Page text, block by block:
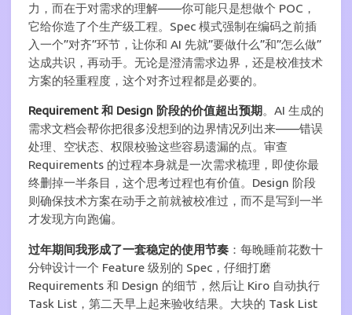
力，而在于对需求的理解——你可能只是想做个 POC，
它给你造了个生产级工程。Spec 模式强制在编码之前插
入一个”对齐”环节，让你和 AI 先就”要做什么”和”怎么做”
达成共识，再动手。无论是澄清需求边界，还是校准技术
方案的轻重程度，这个对齐过程都是必要的。
Requirement 和 Design 阶段的价值超出预期 。AI 生成的
需求文档会帮你把很多没想到的边界情况列出来——错误
处理、空状态、权限校验这些容易遗漏的点。审查
Requirements 的过程本身就是一次需求梳理，即使你最
终删掉一半条目，这个思考过程也有价值。Design 阶段
则确保技术方案在动手之前就被校准过，而不是写到一半
才发现方向跑偏。
过年期间我形成了一套稳定的使用节奏 ：每晚睡前花数十
分钟设计一个 Feature 级别的 Spec，仔细打磨
Requirements 和 Design 的细节，然后让 Kiro 自动执行
Task List，第二天早上起来验收结果。大块的 Task List